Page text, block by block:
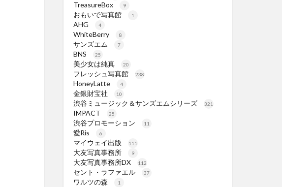
TreasureBox 9
おもいで写真館 1
AHG 4
WhiteBerry 8
サンズエム 7
BNS 25
美少女は純真 20
フレッシュ写真館 238
HoneyLatte 4
金銀財宝社 10
渋谷ミュージック＆サンズエムシリーズ 321
IMPACT 25
渋谷プロモーション 11
愛Ris 6
マイウェイ出版 111
大友写真事務所 9
大友写真事務所DX 112
セント・ラファエル 37
ワルツの森 1